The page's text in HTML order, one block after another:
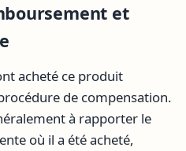
et
acheté ce produit
de compensation.
à rapporter le
où il a été acheté,